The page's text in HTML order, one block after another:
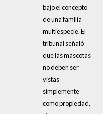
bajo el concepto
de una familia
multiespecie. El
tribunal señaló
que las mascotas
no deben ser
vistas
simplemente
como propiedad,